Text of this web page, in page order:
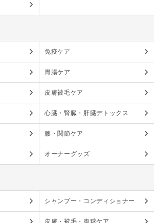
免疫ケア
胃腸ケア
皮膚被毛ケア
心臓・腎臓・肝臓デトックス
腰・関節ケア
オーナーグッズ
シャンプー・コンディショナー
皮膚・被毛・肉球ケア